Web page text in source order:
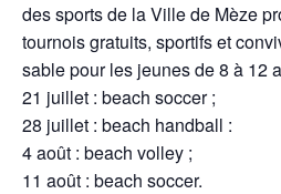
des sports de la Ville de Mèze
tournois gratuits, sportifs et
sable pour les jeunes de 8 à 12
21 juillet : beach soccer ;
28 juillet : beach handball :
4 août : beach volley ;
11 août : beach soccer.